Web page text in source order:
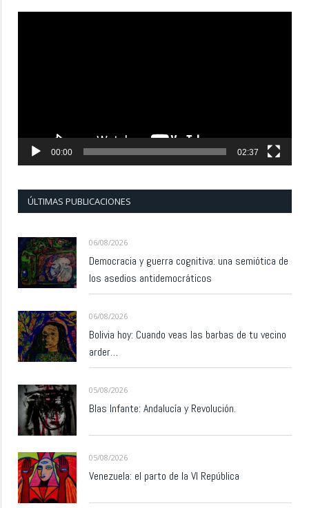
00:00 02:37
ÚLTIMAS PUBLICACIONES
06/08/2026
Democracia y guerra cognitiva: una semiótica de
los asedios antidemocráticos
06/08/2026
Bolivia hoy: Cuando veas las barbas de tu vecino
arder…
05/08/2026
Blas Infante: Andalucía y Revolución.
05/08/2026
Venezuela: el parto de la VI República